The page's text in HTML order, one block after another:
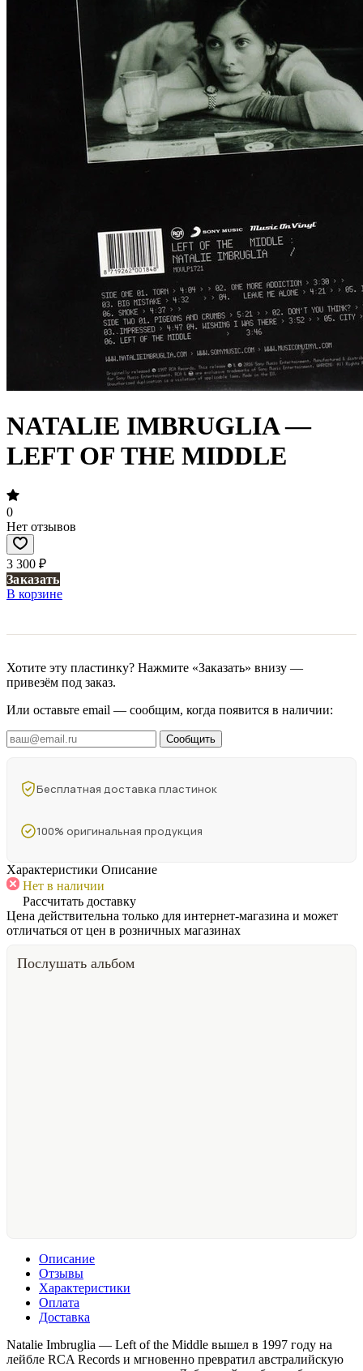
NATALIE IMBRUGLIA —
LEFT OF THE MIDDLE
0
Нет отзывов
3 300 ₽
Заказать
В корзине
Хотите эту пластинку? Нажмите «Заказать» внизу —
привезём под заказ.
Или оставьте email — сообщим, когда появится в наличии:
Сообщить
Бесплатная доставка пластинок
100% оригинальная продукция
Характеристики Описание
Нет в наличии
Рассчитать доставку
Цена действительна только для интернет-магазина и может
отличаться от цен в розничных магазинах
Послушать альбом
Описание
Отзывы
Характеристики
Оплата
Доставка
Natalie Imbruglia — Left of the Middle вышел в 1997 году на
лейбле RCA Records и мгновенно превратил австралийскую